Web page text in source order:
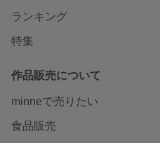
ランキング
特集
作品販売について
minneで売りたい
食品販売